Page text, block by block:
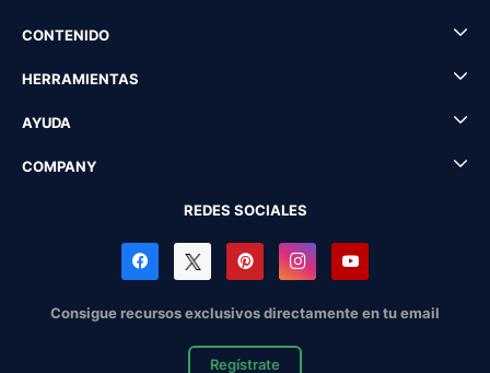
CONTENIDO
HERRAMIENTAS
AYUDA
COMPANY
REDES SOCIALES
Consigue recursos exclusivos directamente en tu email
Regístrate